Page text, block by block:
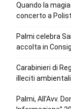
Quando la
concerto a
Palmi celebra
accolta in
Carabinieri di
illeciti
Palmi, All’Avv.